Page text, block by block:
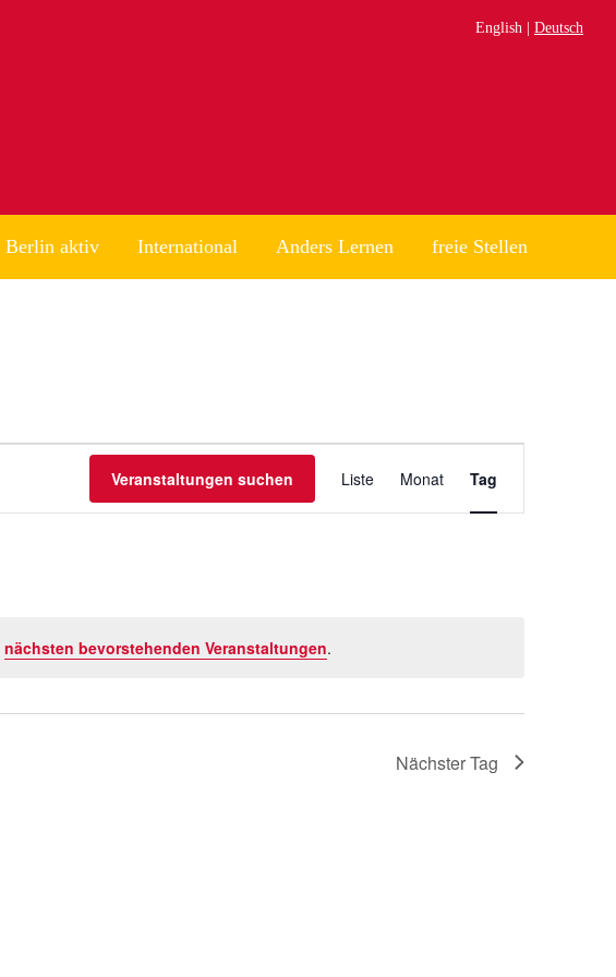
English Deutsch
Berlin aktiv International Anders Lernen freie Stellen
nächsten bevorstehenden Veranstaltungen.
Veranstaltungen suchen
Veranstaltung
Ansichten-
Liste Monat Tag
Nächster Tag